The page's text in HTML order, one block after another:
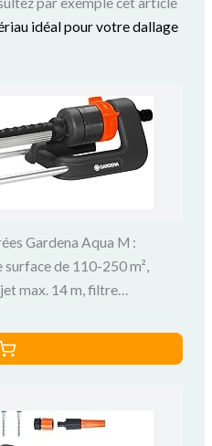
idéal pour votre dallage
Gardena Aqua M :
de 110-250 m²,
max. 14 m, filtre